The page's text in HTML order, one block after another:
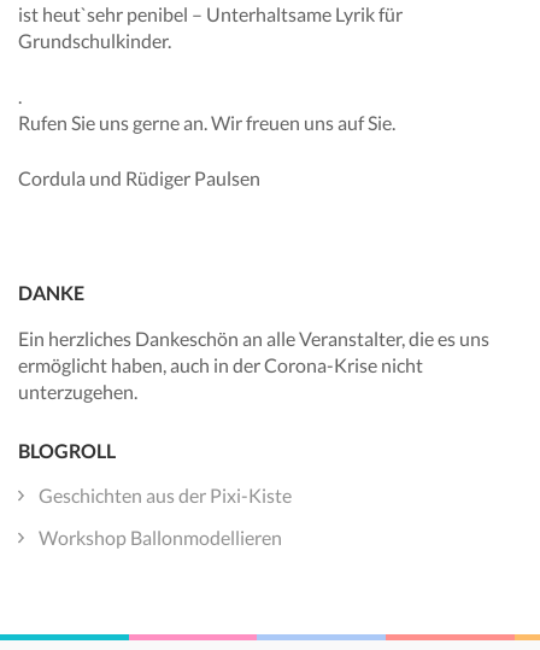
ist heut`sehr penibel – Unterhaltsame Lyrik für
Grundschulkinder.
Rufen Sie uns gerne an. Wir freuen uns auf Sie.
Cordula und Rüdiger Paulsen
DANKE
Ein herzliches Dankeschön an alle Veranstalter, die es uns
ermöglicht haben, auch in der Corona-Krise nicht
unterzugehen.
BLOGROLL
Geschichten aus der Pixi-Kiste
Workshop Ballonmodellieren